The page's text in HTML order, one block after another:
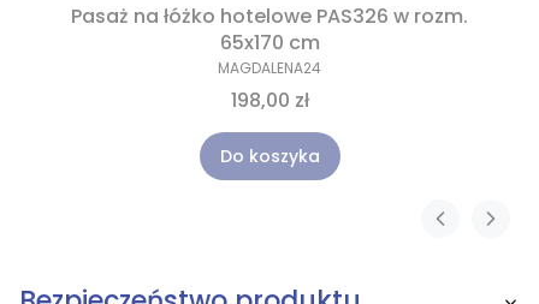
Pasaż na łóżko hotelowe PAS326 w rozm.
65x170 cm
MAGDALENA24
198,00 zł
Do koszyka